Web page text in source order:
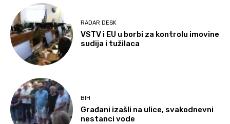
RADAR DESK
VSTV i EU u borbi za kontrolu imovine
sudija i tužilaca
BIH
Građani izašli na ulice, svakodnevni
nestanci vode